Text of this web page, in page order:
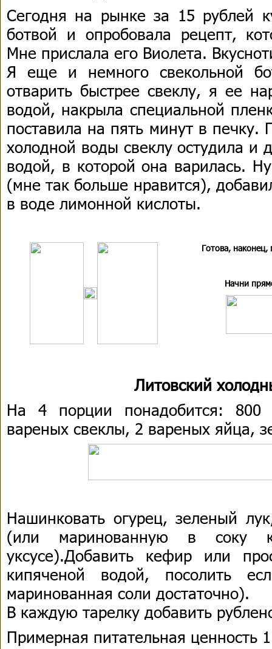
Сегодня на рынке за 15 рублей
ботвой и опробовала рецепт,
Мне прислала его Виолета.
Я еще и немного свекольной
отварить быстрее свеклу, я ее
водой, накрыла специальной
поставила на пять минут в
холодной воды свеклу остудила и
водой, в которой она варилась.
(мне так больше нравится),
в воде лимонной кислоты.
Готова,
Начни
Литовский
На 4 порции понадобится:
вареных свеклы, 2 вареных яйца,
Нашинковать огурец, зеленый
(или маринованную в соку
уксусе).Добавить кефир или
кипяченой водой, посолить
маринованная соли достаточно).
В каждую тарелку добавить
Примерная питательная ценность